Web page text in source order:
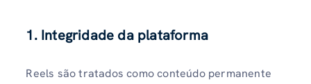
1. Integridade da plataforma
Reels são tratados como conteúdo permanente